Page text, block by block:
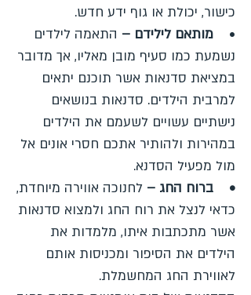
כישור, יכולת או גוף ידע חדש.
•
מותאם לילידם – התאמה לילדים
נשמעת כמו סעיף מובן מאליו, אך מדובר
במציאת סדנאות אשר תוכנם יתאים
למרבית הילדים. סדנאות בנושאים
נישתיים עשויים לשעמם את הילדים
במהירות ולהותיר אתכם חסרי אונים אל
מול מפעיל הסדנא.
• ברוח החג – לחנוכה אווירה מיוחדת,
כדאי לנצל את רוח החג ולמצוא סדנאות
אשר מתכתבות איתו, מלמדות את
הילדים את הסיפור ומכניסות אותם
לאווירת החג המחשמלת.